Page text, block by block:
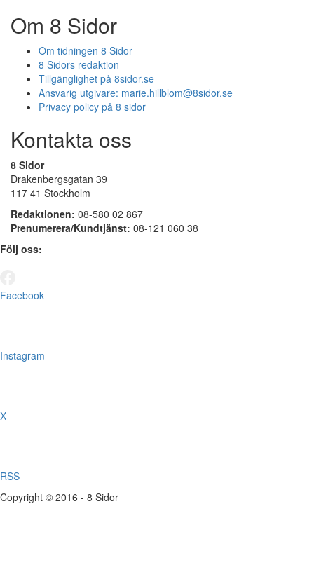
Om 8 Sidor
Om tidningen 8 Sidor
8 Sidors redaktion
Tillgänglighet på 8sidor.se
Ansvarig utgivare: marie.hillblom@8sidor.se
Privacy policy på 8 sidor
Kontakta oss
8 Sidor
Drakenbergsgatan 39
117 41 Stockholm
Redaktionen: 08-580 02 867
Prenumerera/Kundtjänst: 08-121 060 38
Följ oss:
Facebook
Instagram
X
RSS
Copyright © 2016 - 8 Sidor